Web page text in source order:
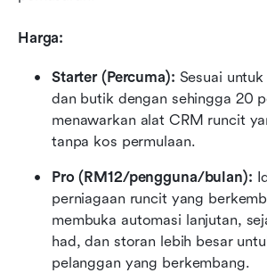
Harga:
Starter (Percuma): Sesuai
dan butik dengan sehingga 20
menawarkan alat CRM runcit
tanpa kos permulaan.
Pro (RM12/pengguna/bulan):
perniagaan runcit yang
membuka automasi lanjutan,
had, dan storan lebih besar
pelanggan yang berkembang.